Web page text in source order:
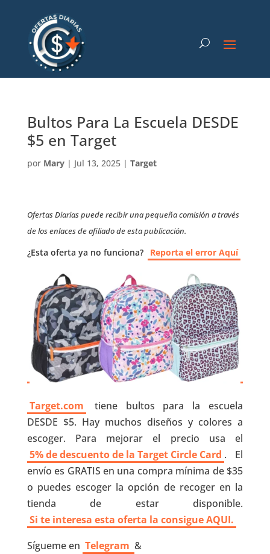
Bultos Para La Escuela DESDE
$5 en Target
por Mary| Jul 13, 2025| Target
Ofertas Diarias puede recibir una pequeña comisión a través
de los enlaces de afiliado de esta publicación.
¿Esta oferta ya no funciona? Reporta el error Aquí
Target.com
tiene bultos para la escuela
DESDE $5. Hay muchos diseños y colores a
escoger. Para mejorar el precio usa el
5% de descuento de la Target Circle Card . El
envío es GRATIS en una compra mínima de $35
o puedes escoger la opción de recoger en la
tienda de estar disponible.
Si te interesa esta oferta la consigue AQUI.
Sígueme en Telegram &